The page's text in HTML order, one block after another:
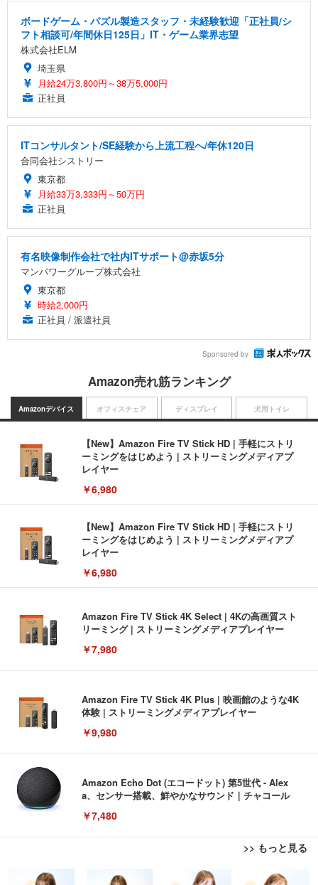
ボードゲーム・パズル製造スタッフ・未経験歓迎「正社員/シ
フト相談可/年間休日125日」IT・ゲーム業界志望
株式会社ELM
埼玉県
月給24万3,800円～38万5,000円
正社員
ITコンサルタント/SE経験から上流工程へ/年休120日
合同会社シストリー
東京都
月給33万3,333円～50万円
正社員
有名映像制作会社で社内ITサポート@赤坂5分
マンパワーグループ株式会社
東京都
時給2,000円
正社員 / 派遣社員
Sponsored by
Amazon売れ筋ランキング
Amazonデバイス
【New】Amazon Fire TV Stick HD | 手軽にストリ
ーミングをはじめよう | ストリーミングメディアプ
レイヤー
￥6,980
【New】Amazon Fire TV Stick HD | 手軽にストリ
ーミングをはじめよう | ストリーミングメディアプ
レイヤー
￥6,980
Amazon Fire TV Stick 4K Select | 4Kの高画質スト
リーミング | ストリーミングメディアプレイヤー
￥7,980
Amazon Fire TV Stick 4K Plus | 映画館のような4K
体験 | ストリーミングメディアプレイヤー
￥9,980
Amazon Echo Dot (エコードット) 第5世代 - Alex
a、センサー搭載、鮮やかなサウンド｜チャコール
￥7,480
>> もっと見る
オフィスチェア
[EdoErgo] オフィスチェア 椅子 テレワーク 疲れな
ディスプレイ
EIZO ビジネス向けプレミアムモニター | FlexScan
犬用トイレ